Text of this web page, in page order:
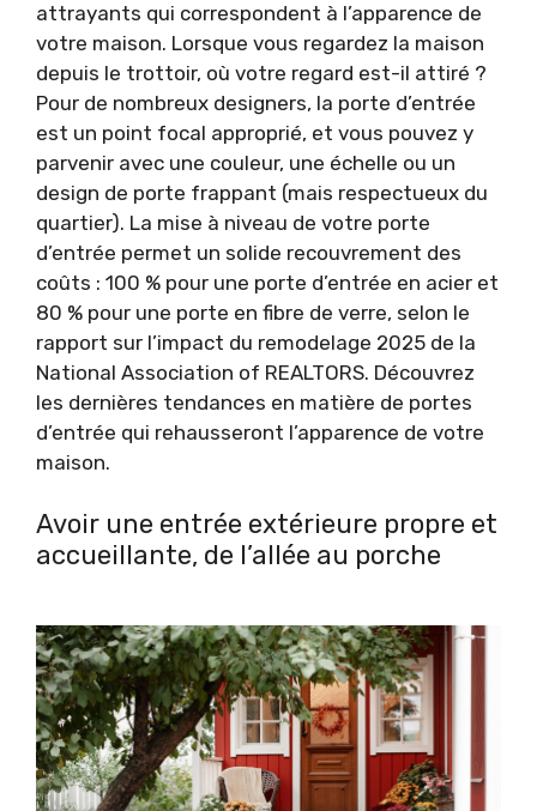
attrayants qui correspondent à l’apparence de
votre maison. Lorsque vous regardez la maison
depuis le trottoir, où votre regard est-il attiré ?
Pour de nombreux designers, la porte d’entrée
est un point focal approprié, et vous pouvez y
parvenir avec une couleur, une échelle ou un
design de porte frappant (mais respectueux du
quartier). La mise à niveau de votre porte
d’entrée permet un solide recouvrement des
coûts : 100 % pour une porte d’entrée en acier et
80 % pour une porte en fibre de verre, selon le
rapport sur l’impact du remodelage 2025 de la
National Association of REALTORS. Découvrez
les dernières tendances en matière de portes
d’entrée qui rehausseront l’apparence de votre
maison.
Avoir une entrée extérieure propre et
accueillante, de l’allée au porche